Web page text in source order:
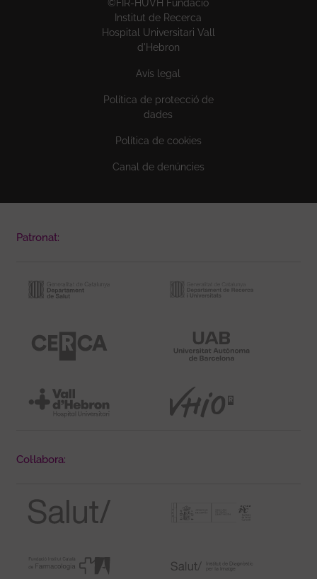
©FIR-HUVH Fundació
Institut de Recerca
Hospital Universitari Vall
d'Hebron
Avís legal
Política de protecció de
dades
Política de cookies
Canal de denúncies
Patronat:
Col·labora: